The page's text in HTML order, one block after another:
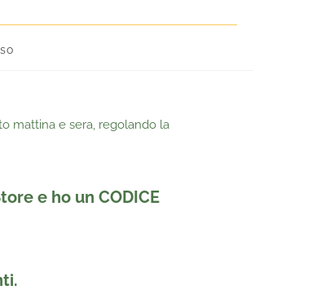
mattina e sera, regolando la
e ho un CODICE